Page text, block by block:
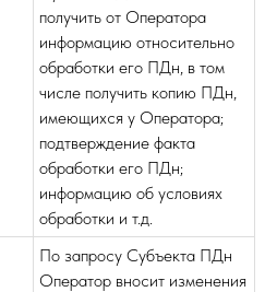
получить от Оператора
информацию относительно
обработки его ПДн, в том
числе получить копию ПДн,
имеющихся у Оператора;
подтверждение факта
обработки его ПДн;
информацию об условиях
обработки и т.д.
По запросу Субъекта ПДн
Оператор вносит изменения